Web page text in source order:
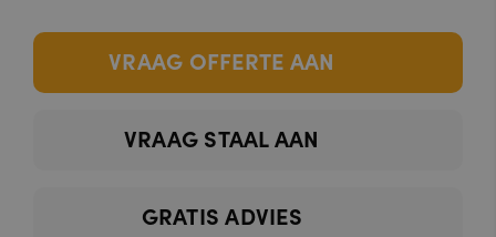
VRAAG OFFERTE AAN
VRAAG STAAL AAN
GRATIS ADVIES